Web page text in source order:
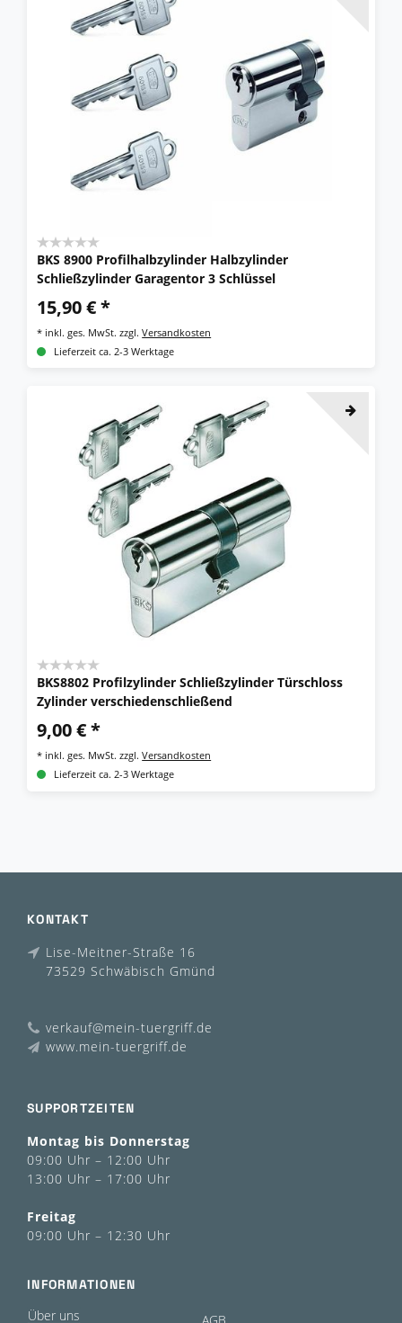
BKS 8900 Profilhalbzylinder Halbzylinder
Schließzylinder Garagentor 3 Schlüssel
15,90 € *
* inkl. ges. MwSt. zzgl.Versandkosten
Lieferzeit ca. 2-3 Werktage
BKS8802 Profilzylinder Schließzylinder Türschloss
Zylinder verschiedenschließend
9,00 € *
* inkl. ges. MwSt. zzgl.Versandkosten
Lieferzeit ca. 2-3 Werktage
KONTAKT
Lise-Meitner-Straße 16
73529 Schwäbisch Gmünd
verkauf@mein-tuergriff.de
www.mein-tuergriff.de
SUPPORTZEITEN
Montag bis Donnerstag
09:00 Uhr – 12:00 Uhr
13:00 Uhr – 17:00 Uhr
Freitag
09:00 Uhr – 12:30 Uhr
INFORMATIONEN
Über uns